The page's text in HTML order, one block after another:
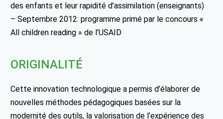
des enfants et leur rapidité d’assimilation (enseignants)
– Septembre 2012: programme primé par le concours «
All children reading » de l’USAID
ORIGINALITÉ
Cette innovation technologique a permis d’élaborer de
nouvelles méthodes pédagogiques basées sur la
modernité des outils, la valorisation de l’expérience des